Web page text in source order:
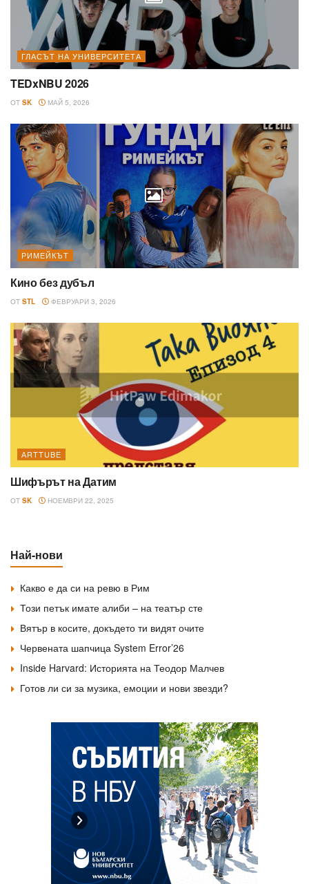
ГЛАСЪТ НА УНИВЕРСИТЕТА
TEDxNBU 2026
ОТ SK МАЙ 5, 2026
РИМЕЙКЪТ
Кино без дубъл
ОТ STL ФЕВРУАРИ 3, 2026
АRTTUBE
Шифърът на Датим
ОТ SK НОЕМВРИ 22, 2025
Най-нови
Какво е да си на ревю в Рим
Този петък имате алиби – на театър сте
Вятър в косите, докъдето ти видят очите
Червената шапчица System Error’26
Inside Harvard: Историята на Теодор Малчев
Готов ли си за музика, емоции и нови звезди?